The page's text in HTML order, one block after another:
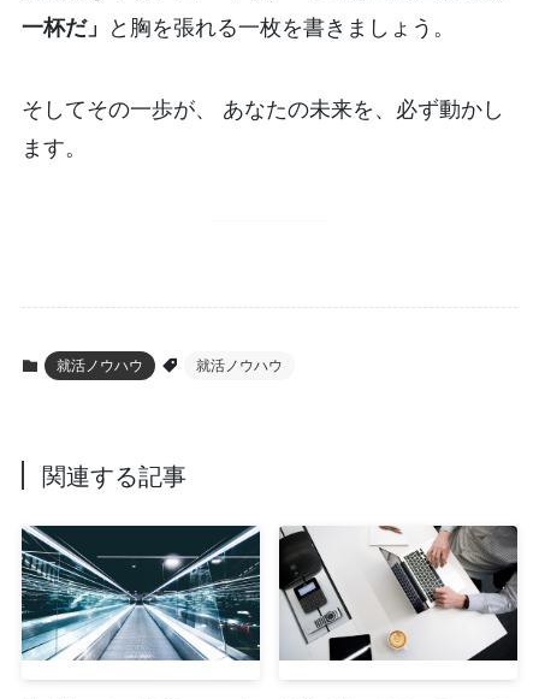
一杯だ」 と胸を張れる一枚を書きましょう。
そしてその一歩が、 あなたの未来を、必ず動かし
ます。
就活ノウハウ 就活ノウハウ
関連する記事